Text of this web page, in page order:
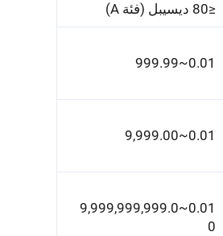
≤80 ديسيبل (فئة A)
0.01~999.99
0.01~9,999.00
0.01~9,999,999,999.0
0